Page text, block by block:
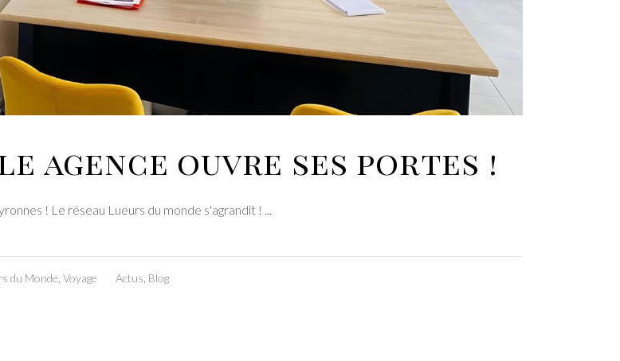
agence ouvre ses portes !
! Le réseau Lueurs du monde s'agrandit !
du Monde Voyage Actus Blog